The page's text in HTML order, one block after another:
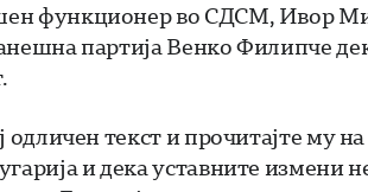
функционер во СДСМ, Ивор
партија Венко Филипче
одличен текст и прочитајте му
и дека уставните измени